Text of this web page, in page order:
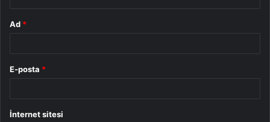
Ad *
E-posta *
İnternet sitesi